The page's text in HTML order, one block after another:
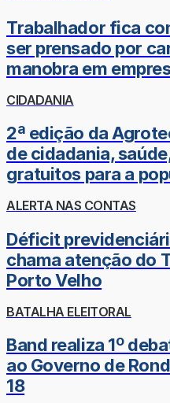
Trabalhador fica
ser prensado por
manobra em
CIDADANIA
2ª edição da
de cidadania,
gratuitos para a
ALERTA NAS CONTAS
Déficit
chama atenção do
Porto Velho
BATALHA ELEITORAL
Band realiza 1º
ao Governo de
18